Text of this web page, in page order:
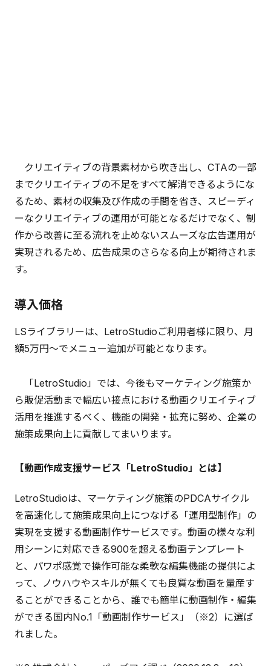
クリエイティブの背景素材から吹き出し、CTAの一部
までクリエイティブの不足をすべて解消できるようにな
るため、素材の収集及び作成の手間を省き、スピーディ
ーなクリエイティブの運用が可能となるだけでなく、制
作から改善に至る流れを止めないスムーズな広告運用が
実現されるため、広告成果のさらなる向上が期待されま
す。
導入価格
LSライブラリーは、LetroStudioご利用者様に限り、月
額5万円～でメニュー追加が可能となります。
「LetroStudio」では、今後もマーケティング施策か
ら販促活動まで幅広い接点における動画クリエイティブ
活用を推進するべく、機能の開発・拡充に努め、企業の
施策成果向上に貢献してまいります。
【動画作成支援サービス「LetroStudio」とは】
LetroStudioは、マーケティング施策のPDCAサイクル
を高速化して施策成果向上につなげる「運用型制作」の
実現を支援する動画制作サービスです。動画の様々な利
用シーンに対応できる900を超える動画テンプレート
と、パワポ感覚で操作可能な柔軟な編集機能の提供によ
って、ノウハウやスキルが無くても良質な動画を量産す
ることができることから、誰でも簡単に動画制作・編集
ができる国内No.1「動画制作サービス」（※2）に選ば
れました。